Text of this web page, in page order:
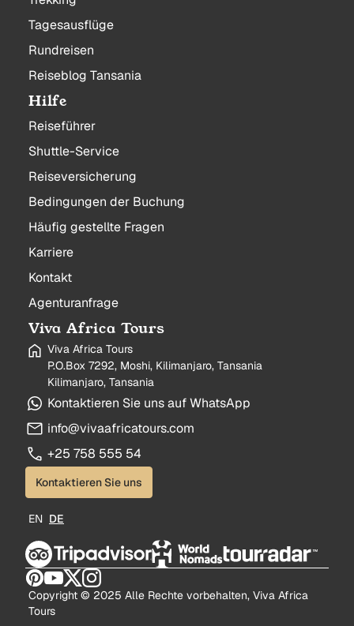
Tagesausflüge
Rundreisen
Reiseblog Tansania
Hilfe
Reiseführer
Shuttle-Service
Reiseversicherung
Bedingungen der Buchung
Häufig gestellte Fragen
Karriere
Kontakt
Agenturanfrage
Viva Africa Tours
Viva Africa Tours
P.O.Box 7292, Moshi, Kilimanjaro, Tansania
Kilimanjaro, Tansania
Kontaktieren Sie uns auf WhatsApp
info@vivaafricatours.com
+25 758 555 54
Kontaktieren Sie uns
EN DE
Copyright © 2025 Alle Rechte vorbehalten, Viva Africa
Tours